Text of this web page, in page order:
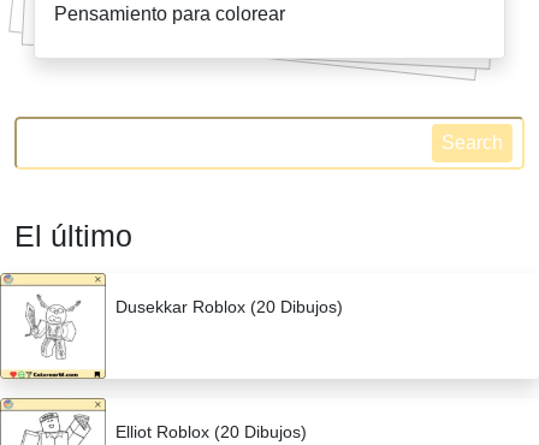
Pensamiento para colorear
Search
El último
Dusekkar Roblox (20 Dibujos)
Elliot Roblox (20 Dibujos)